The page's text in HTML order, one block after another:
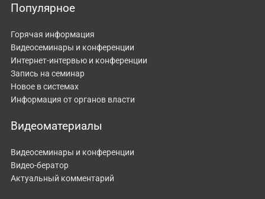
Популярное
Горячая информация
Видеосеминары и конференции
Интернет-интервью и конференции
Запись на семинар
Новое в системах
Информация от органов власти
Видеоматериалы
Видеосеминары и конференции
Видео-бератор
Актуальный комментарий